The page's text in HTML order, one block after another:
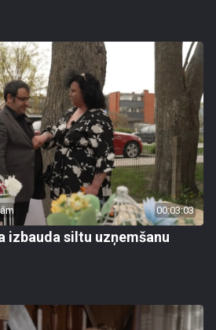
00:03:03
izbauda siltu uzņemšanu